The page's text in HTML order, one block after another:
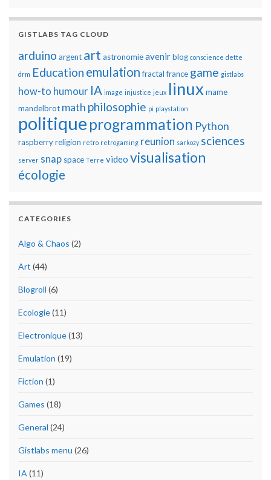
GISTLABS TAG CLOUD
arduino argent art astronomieavenirblog conscience dette
drm Education emulation fractal france game gistlabs
how-to humour IA image injustice jeux linux mame
mandelbrot math philosophie pi playstation
politique programmation Python
raspberryreligion retro retrogaming reunion sarkozy sciences
server snap space Terre video visualisation
écologie
CATEGORIES
Algo & Chaos (2)
Art (44)
Blogroll (6)
Ecologie(11)
Electronique(13)
Emulation (19)
Fiction (1)
Games (18)
General (24)
Gistlabs menu (26)
IA (11)